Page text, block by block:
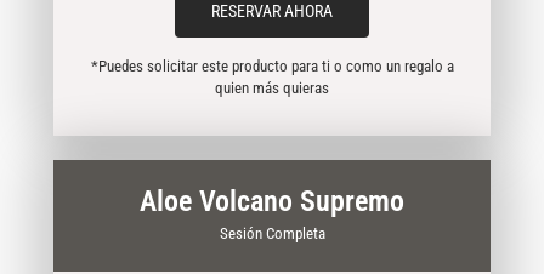
RESERVAR AHORA
*Puedes solicitar este producto para ti o como un regalo a
quien más quieras
Aloe Volcano Supremo
Sesión Completa